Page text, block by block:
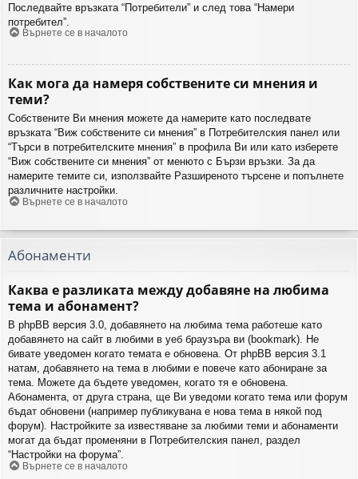
Последвайте връзката “Потребители” и след това “Намери
потребител”.
Върнете се в началото
Как мога да намеря собствените си мнения и
теми?
Собствените Ви мнения можете да намерите като последвате
връзката “Виж собствените си мнения” в Потребителския панел или
“Търси в потребителските мнения” в профила Ви или като изберете
“Виж собствените си мнения” от менюто с Бързи връзки. За да
намерите темите си, използвайте Разширеното търсене и попълнете
различните настройки.
Върнете се в началото
Абонаменти
Каква е разликата между добавяне на любима
тема и абонамент?
В phpBB версия 3.0, добавянето на любима тема работеше като
добавянето на сайт в любими в уеб браузъра ви (bookmark). Не
бивате уведомен когато темата е обновена. От phpBB версия 3.1
натам, добавянето на тема в любими е повече като абониране за
тема. Можете да бъдете уведомен, когато тя е обновена.
Абонамента, от друга страна, ще Ви уведоми когато тема или форум
бъдат обновени (например публикувана е нова тема в някой под
форум). Настройките за известяване за любими теми и абонаменти
могат да бъдат променяни в Потребителския панел, раздел
“Настройки на форума”.
Върнете се в началото